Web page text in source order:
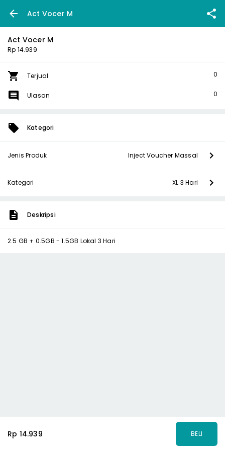
Act Vocer M
Act Vocer M
Rp 14.939
Terjual 0
Ulasan 0
Kategori
Jenis Produk Inject Voucher Massal
Kategori XL 3 Hari
Deskripsi
2.5 GB + 0.5GB - 1.5GB Lokal 3 Hari
Rp 14.939 BELI